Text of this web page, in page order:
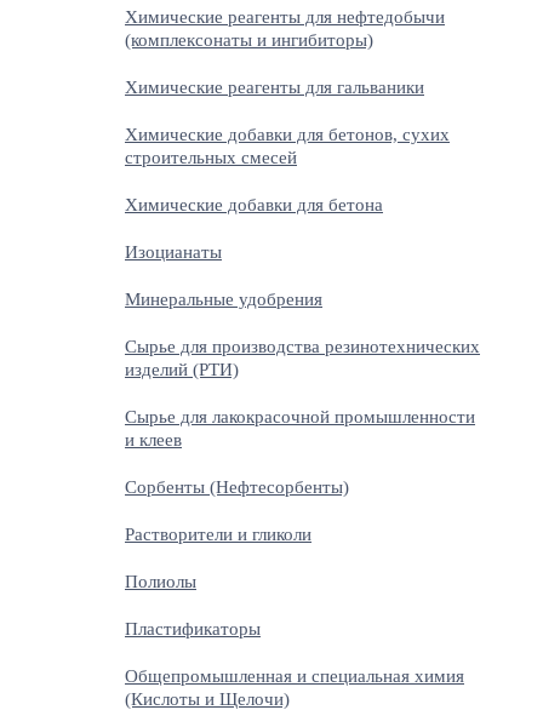
Химические реагенты для нефтедобычи
(комплексонаты и ингибиторы)
Химические реагенты для гальваники
Химические добавки для бетонов, сухих
строительных смесей
Химические добавки для бетона
Изоцианаты
Минеральные удобрения
Сырье для производства резинотехнических
изделий (РТИ)
Сырье для лакокрасочной промышленности
и клеев
Сорбенты (Нефтесорбенты)
Растворители и гликоли
Полиолы
Пластификаторы
Общепромышленная и специальная химия
(Кислоты и Щелочи)